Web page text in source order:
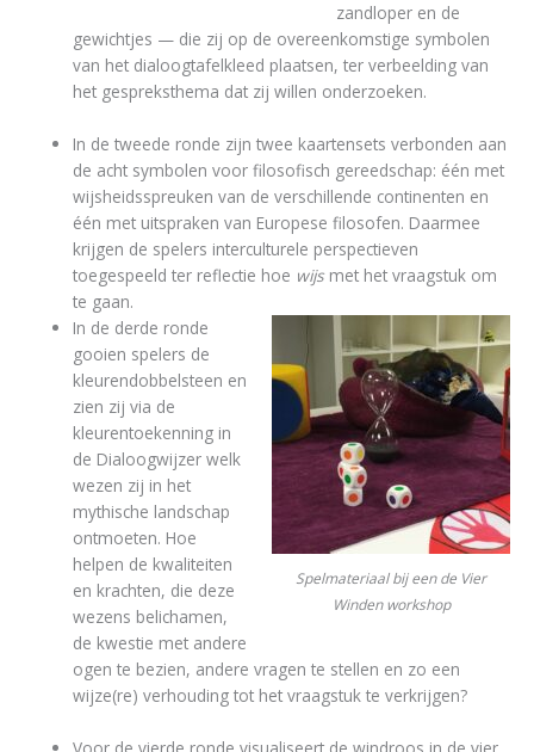
zandloper en de
gewichtjes — die zij op de overeenkomstige symbolen
van het dialoogtafelkleed plaatsen, ter verbeelding van
het gespreksthema dat zij willen onderzoeken.
In de tweede ronde zijn twee kaartensets verbonden aan
de acht symbolen voor filosofisch gereedschap: één met
wijsheidsspreuken van de verschillende continenten en
één met uitspraken van Europese filosofen. Daarmee
krijgen de spelers interculturele perspectieven
toegespeeld ter reflectie hoe wijsmet het vraagstuk om
te gaan.
Spelmateriaal bij een de Vier
Winden workshop
In de derde ronde
gooien spelers de
kleurendobbelsteen en
zien zij via de
kleurentoekenning in
de Dialoogwijzer welk
wezen zij in het
mythische landschap
ontmoeten. Hoe
helpen de kwaliteiten
en krachten, die deze
wezens belichamen,
de kwestie met andere
ogen te bezien, andere vragen te stellen en zo een
wijze(re) verhouding tot het vraagstuk te verkrijgen?